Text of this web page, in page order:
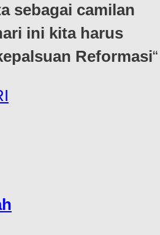
sebagai camilan
ini kita harus
Reformasi“